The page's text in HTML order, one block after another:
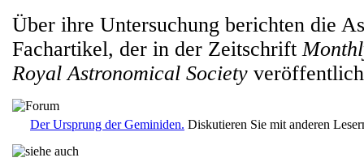
Über ihre Untersuchung berichten die
Fachartikel, der in der Zeitschrift
Royal Astronomical Society
Der Ursprung der Geminiden. Diskutieren Sie mit anderen